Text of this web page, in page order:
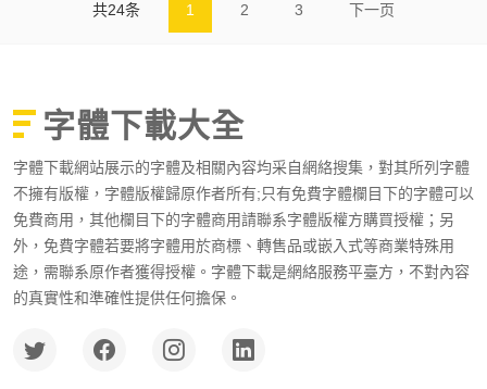
共24条 1 2 3 下一页
字體下載大全
字體下載網站展示的字體及相關內容均采自網絡搜集，對其所列字體
不擁有版權，字體版權歸原作者所有;只有免費字體欄目下的字體可以
免費商用，其他欄目下的字體商用請聯系字體版權方購買授權；另
外，免費字體若要將字體用於商標、轉售品或嵌入式等商業特殊用
途，需聯系原作者獲得授權。字體下載是網絡服務平臺方，不對內容
的真實性和準確性提供任何擔保。